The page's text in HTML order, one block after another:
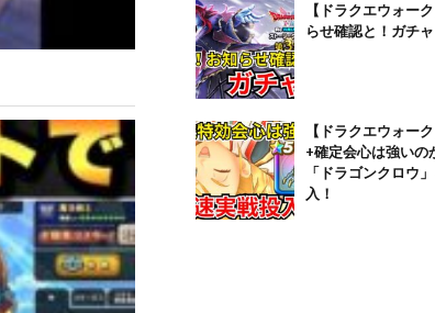
【ドラクエウォー
らせ確認と！ガチャ
【ドラクエウォー
+確定会心は強いの
「ドラゴンクロウ
入！